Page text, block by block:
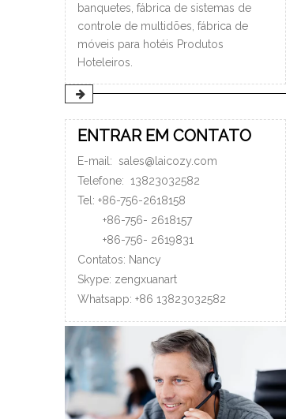
banquetes, fábrica de sistemas de
controle de multidões, fábrica de
móveis para hotéis Produtos
Hoteleiros.
ENTRAR EM CONTATO
E-mail: sales@laicozy.com
Telefone: 13823032582
Tel: +86-756-2618158
+86-756- 2618157
+86-756- 2619831
Contatos: Nancy
Skype: zengxuanart
Whatsapp: +86 13823032582